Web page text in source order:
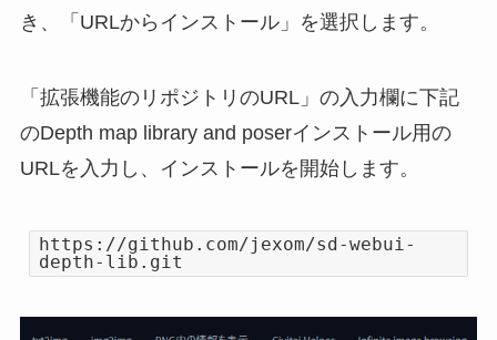
き、「URLからインストール」を選択します。
「拡張機能のリポジトリのURL」の入力欄に下記
のDepth map library and poserインストール用の
URLを入力し、インストールを開始します。
https://github.com/jexom/sd-webui-
depth-lib.git